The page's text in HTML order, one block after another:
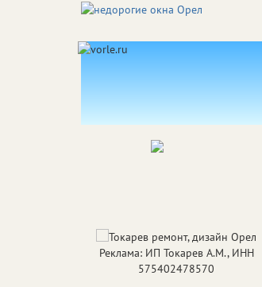
Реклама: ИП Токарев А.М., ИНН
575402478570